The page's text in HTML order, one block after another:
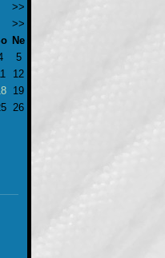
>>
>>
Ne
5
12
19
26